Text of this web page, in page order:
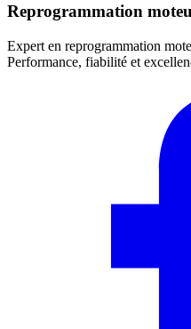
Reprogrammation
Expert en reprogrammation
Performance, fiabilité et